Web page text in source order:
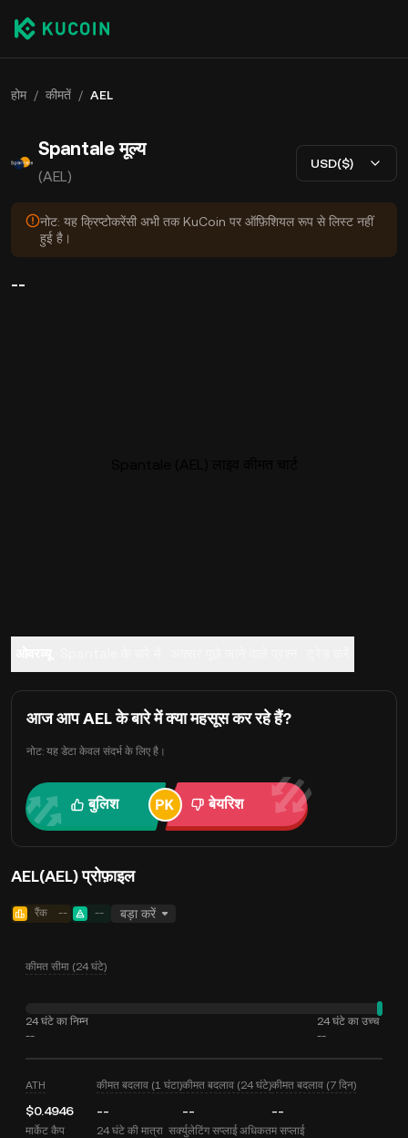
होम / कीमतें / AEL
Spantale मूल्य
(AEL)
USD($)
नोट: यह क्रिप्टोकरेंसी अभी तक KuCoin पर ऑफ़िशियल रूप से लिस्ट नहीं
हुई है।
--
आज आप AEL के बारे में क्या महसूस कर रहे हैं?
नोट: यह डेटा केवल संदर्भ के लिए है।
बुलिश बेयरिश
AEL(AEL) प्रोफ़ाइल
रैंक -- -- बड़ा करें
कीमत सीमा (24 घंटे)
24 घंटे का निम्न
--
24 घंटे का उच्च
--
ATH
$0.4946
कीमत बदलाव (1 घंटा)
--
कीमत बदलाव (24 घंटे)
--
कीमत बदलाव (7 दिन)
--
मार्केट कैप 24 घंटे की मात्रा सर्क्युलेटिंग सप्लाईअधिकतम सप्लाई